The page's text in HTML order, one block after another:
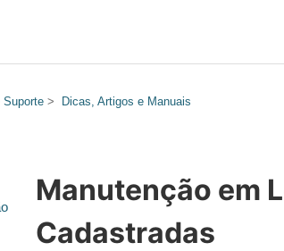
Suporte Dicas, Artigos e Manuais
Manutenção em
Cadastradas